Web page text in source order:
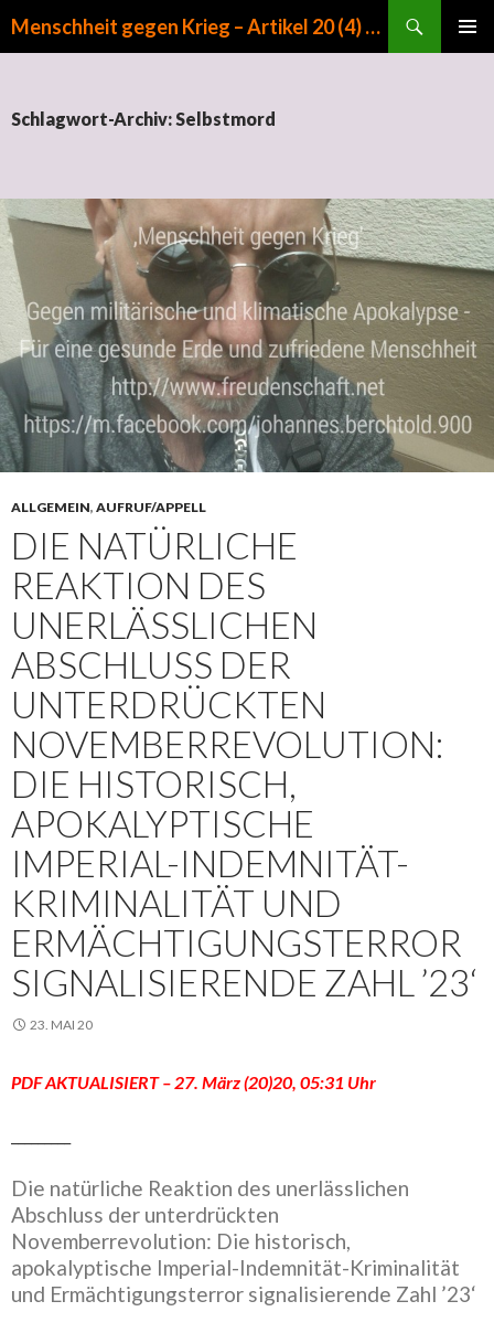
Menschheit gegen Krieg – Artikel 20 (4) GG
Schlagwort-Archiv: Selbstmord
ALLGEMEIN, AUFRUF/APPELL
DIE NATÜRLICHE
REAKTION DES
UNERLÄSSLICHEN
ABSCHLUSS DER
UNTERDRÜCKTEN
NOVEMBERREVOLUTION:
DIE HISTORISCH,
APOKALYPTISCHE
IMPERIAL-INDEMNITÄT-
KRIMINALITÄT UND
ERMÄCHTIGUNGSTERROR
SIGNALISIERENDE ZAHL ’23‘
23. MAI 20
PDF AKTUALISIERT – 27. März (20)20, 05:31 Uhr
Die natürliche Reaktion des unerlässlichen
Abschluss der unterdrückten
Novemberrevolution: Die historisch,
apokalyptische Imperial-Indemnität-Kriminalität
und Ermächtigungsterror signalisierende Zahl ’23‘